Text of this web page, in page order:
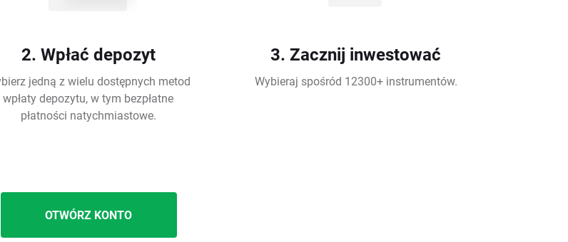
2. Wpłać depozyt
jedną z wielu dostępnych metod
wpłaty depozytu, w tym bezpłatne
płatności natychmiastowe.
3. Zacznij inwestować
Wybieraj spośród 12300+ instrumentów.
OTWÓRZ KONTO